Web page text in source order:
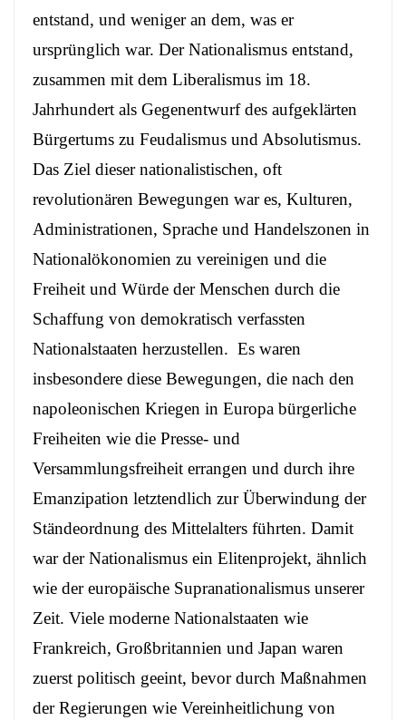
entstand, und weniger an dem, was er
ursprünglich war. Der Nationalismus entstand,
zusammen mit dem Liberalismus im 18.
Jahrhundert als Gegenentwurf des aufgeklärten
Bürgertums zu Feudalismus und Absolutismus.
Das Ziel dieser nationalistischen, oft
revolutionären Bewegungen war es, Kulturen,
Administrationen, Sprache und Handelszonen in
Nationalökonomien zu vereinigen und die
Freiheit und Würde der Menschen durch die
Schaffung von demokratisch verfassten
Nationalstaaten herzustellen. Es waren
insbesondere diese Bewegungen, die nach den
napoleonischen Kriegen in Europa bürgerliche
Freiheiten wie die Presse- und
Versammlungsfreiheit errangen und durch ihre
Emanzipation letztendlich zur Überwindung der
Ständeordnung des Mittelalters führten. Damit
war der Nationalismus ein Elitenprojekt, ähnlich
wie der europäische Supranationalismus unserer
Zeit. Viele moderne Nationalstaaten wie
Frankreich, Großbritannien und Japan waren
zuerst politisch geeint, bevor durch Maßnahmen
der Regierungen wie Vereinheitlichung von